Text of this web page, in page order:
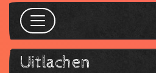
Uitlachen
14 Jul
2008
2008